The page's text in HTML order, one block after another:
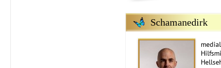
Schamanedirk